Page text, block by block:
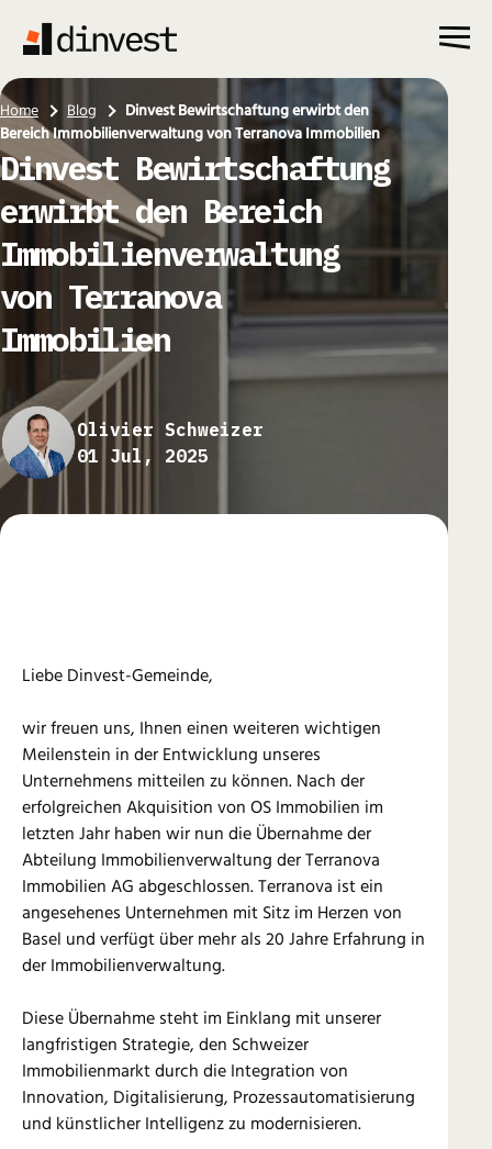
content
Home Blog
Dinvest Bewirtschaftung erwirbt den
Bereich Immobilienverwaltung von Terranova Immobilien
Dinvest Bewirtschaftung
erwirbt den Bereich
Immobilienverwaltung
von Terranova
Immobilien
Olivier Schweizer
01 Jul, 2025
Liebe Dinvest-Gemeinde,
wir freuen uns, Ihnen einen weiteren wichtigen
Meilenstein in der Entwicklung unseres
Unternehmens mitteilen zu können. Nach der
erfolgreichen Akquisition von OS Immobilien im
letzten Jahr haben wir nun die Übernahme der
Abteilung Immobilienverwaltung der Terranova
Immobilien AG abgeschlossen. Terranova ist ein
angesehenes Unternehmen mit Sitz im Herzen von
Basel und verfügt über mehr als 20 Jahre Erfahrung in
der Immobilienverwaltung.
Diese Übernahme steht im Einklang mit unserer
langfristigen Strategie, den Schweizer
Immobilienmarkt durch die Integration von
Innovation, Digitalisierung, Prozessautomatisierung
und künstlicher Intelligenz zu modernisieren.